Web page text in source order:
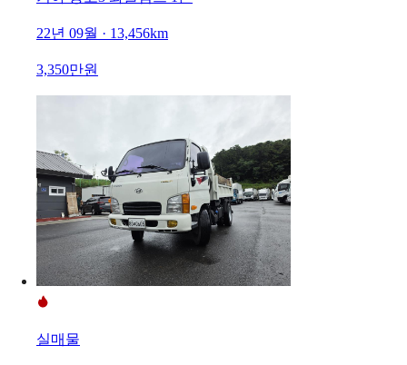
22년 09월 · 13,456km
3,350만원
실매물